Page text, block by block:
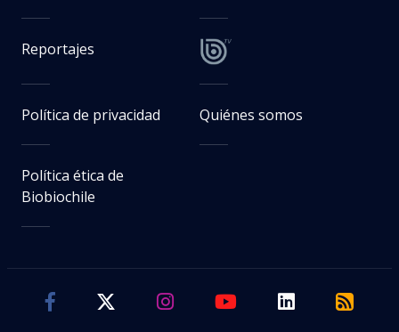
Reportajes
Política de privacidad Quiénes somos
Política ética de
Biobiochile